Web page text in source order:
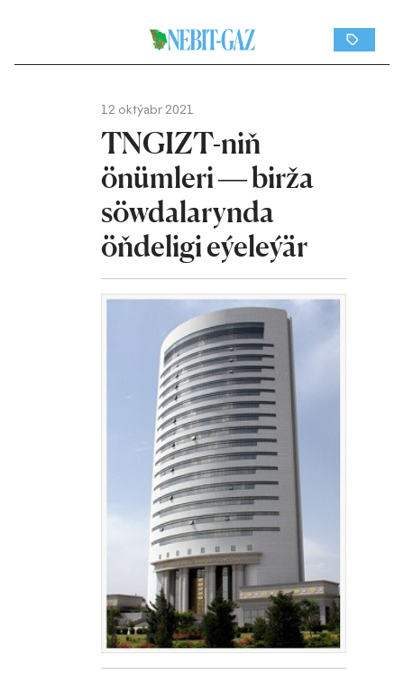
12 oktýabr 2021
TNGIZT-niň
önümleri — birža
söwdalarynda
öňdeligi eýeleýär